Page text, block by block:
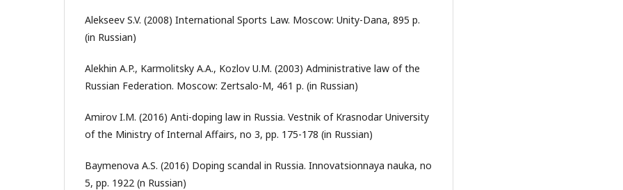
Alekseev S.V. (2008) International Sports Law. Moscow: Unity-Dana, 895 p.
(in Russian)
Alekhin A.P., Karmolitsky A.A., Kozlov U.M. (2003) Administrative law of the
Russian Federation. Moscow: Zertsalo-M, 461 p. (in Russian)
Amirov I.M. (2016) Anti-doping law in Russia. Vestnik of Krasnodar University
of the Ministry of Internal Affairs, no 3, pp. 175-178 (in Russian)
Baymenova A.S. (2016) Doping scandal in Russia. Innovatsionnaya nauka, no
5, pp. 1922 (n Russian)